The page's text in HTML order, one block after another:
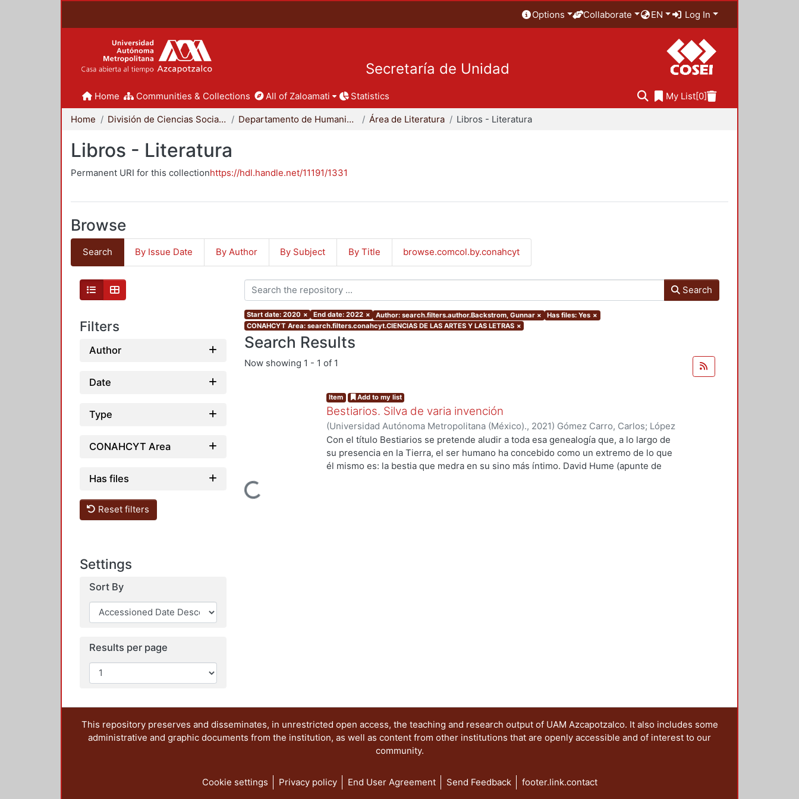
Options Collaborate EN Log In
Secretaría de Unidad
Home Communities & Collections All of Zaloamati Statistics My List[0]
Home División de Ciencias Sociales y Humanidades Departamento de Humanidades Área de Literatura Libros - Literatura
Libros - Literatura
Permanent URI for this collectionhttps://hdl.handle.net/11191/1331
Browse
Search By Issue Date By Author By Subject By Title browse.comcol.by.conahcyt
Filters
Author
Date
Type
CONAHCYT Area
Has files
Reset filters
Settings
Sort By
Results per page
Search
Start date: 2020 × End date: 2022 × Author: search.filters.author.Backstrom, Gunnar × Has files: Yes ×
CONAHCYT Area: search.filters.conahcyt.CIENCIAS DE LAS ARTES Y LAS LETRAS ×
Search Results
Now showing 1 - 1 of 1
Loading...
Item Add to my list
Bestiarios. Silva de varia invención
(Universidad Autónoma Metropolitana (México)., 2021) Gómez Carro, Carlos; López
Aguilar, Enrique;Benítez, Ana;Rudoy Callejas, Myriam;Rivas Iturralde, Antonio
Vladimiro;Mata Juarez, Oscar;Rojas, Francisco;Marin, Marco Antonio;Valero
Borrás, Vida; Ito Sugiyama, Gloria ;Ramírez Leyva, Edelmira, comp.;Suárez Escobar,
Con el título Bestiarios se pretende aludir a toda esa genealogía que, a lo largo de
su presencia en la Tierra, el ser humano ha concebido como un extremo de lo que
él mismo es: la bestia que medra en su sino más íntimo. David Hume (apunte de
This repository preserves and disseminates, in unrestricted open access, the teaching and research output of UAM Azcapotzalco. It also includes some
administrative and graphic documents from the institution, as well as content from other institutions that are openly accessible and of interest to our
community.
Cookie settings Privacy policy End User Agreement Send Feedback footer.link.contact